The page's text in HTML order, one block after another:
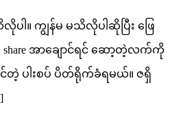
ါ။ ကျွန်မ မသိလိုပါဆိုပြီး ဖြေ
အာချောင်ရင် ဆော့တဲ့လက်ကို
တဲ့ ပါးစပ် ပိတ်ရိုက်ခံရမယ်။ ဇရှိ